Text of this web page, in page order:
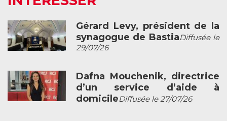
Gérard Levy, président de la
synagogue de BastiaDiffusée le
29/07/26
Dafna Mouchenik, directrice
d’un service d’aide à
domicileDiffusée le 27/07/26